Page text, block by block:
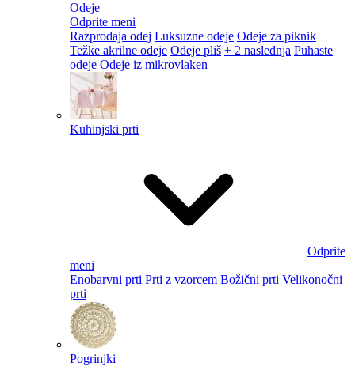
Odeje
Odprite meni
Razprodaja odej Luksuzne odeje Odeje za piknik
Težke akrilne odeje Odeje pliš + 2 naslednja Puhaste
odeje Odeje iz mikrovlaken
Kuhinjski prti
Odprite
meni
Enobarvni prti Prti z vzorcem Božični prti Velikonočni
prti​
Pogrinjki